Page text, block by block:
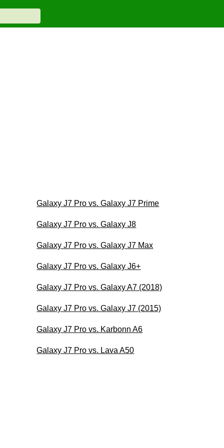
Galaxy J7 Pro vs. Galaxy J7 Prime
Galaxy J7 Pro vs. Galaxy J8
Galaxy J7 Pro vs. Galaxy J7 Max
Galaxy J7 Pro vs. Galaxy J6+
Galaxy J7 Pro vs. Galaxy A7 (2018)
Galaxy J7 Pro vs. Galaxy J7 (2015)
Galaxy J7 Pro vs. Karbonn A6
Galaxy J7 Pro vs. Lava A50